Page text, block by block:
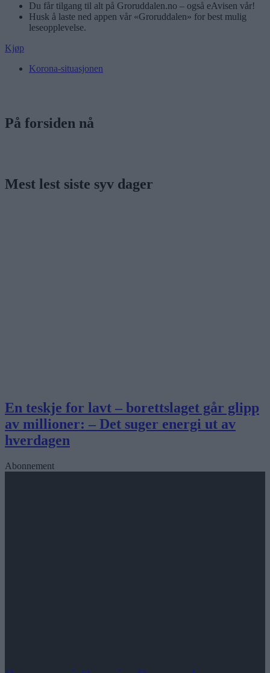
Du får tilgang til alt på Groruddalen.no – også eAvisen vår!
Husk å laste ned appen vår «Groruddalen» for best mulig
leseopplevelse.
Kjøp
Korona-situasjonen
På forsiden nå
Mest lest siste syv dager
En teskje for lavt – borettslaget går glipp
av millioner: – Det suger energi ut av
hverdagen
Abonnement